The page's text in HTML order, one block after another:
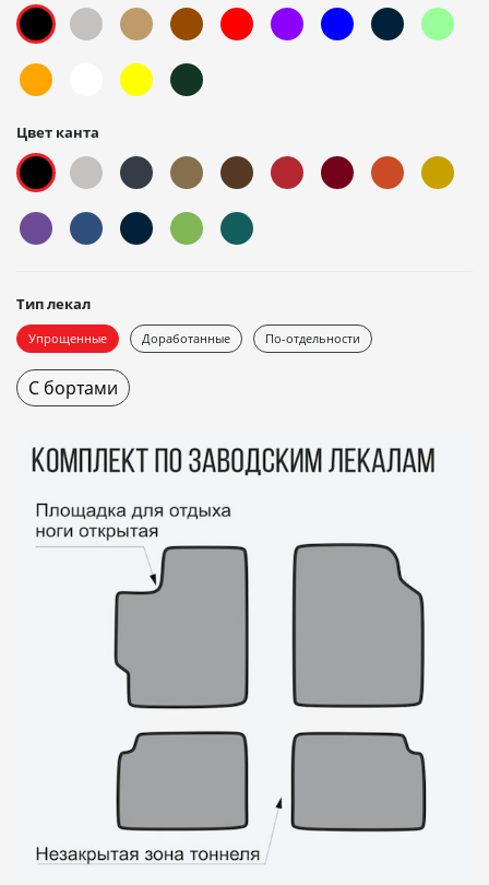
Цвет канта
Тип лекал
Упрощенные Доработанные По-отдельности
С бортами